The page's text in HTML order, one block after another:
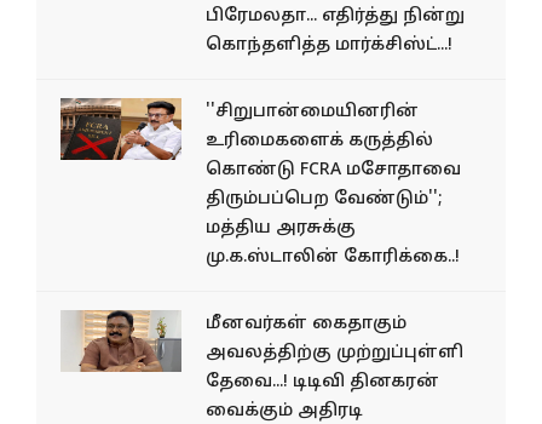
பிரேமலதா... எதிர்த்து நின்று
கொந்தளித்த மார்க்சிஸ்ட்...!
''சிறுபான்மையினரின்
உரிமைகளைக் கருத்தில்
கொண்டு FCRA மசோதாவை
திரும்பப்பெற வேண்டும்'';
மத்திய அரசுக்கு
மு.க.ஸ்டாலின் கோரிக்கை..!
மீனவர்கள் கைதாகும்
அவலத்திற்கு முற்றுப்புள்ளி
தேவை...! டிடிவி தினகரன்
வைக்கும் அதிரடி